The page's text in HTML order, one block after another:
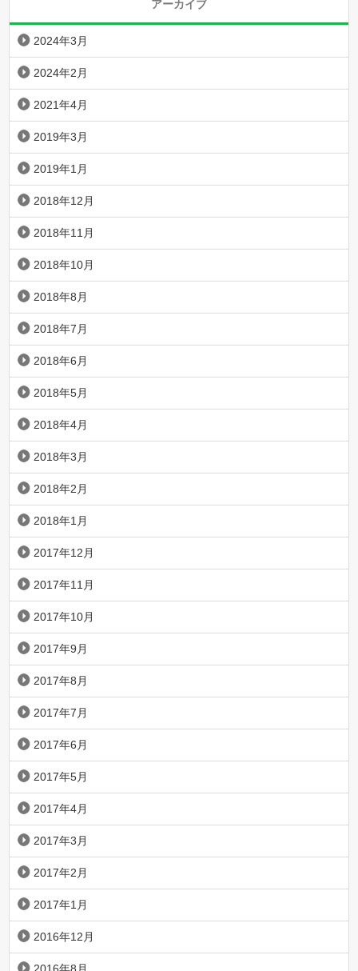
アーカイブ
2024年3月
2024年2月
2021年4月
2019年3月
2019年1月
2018年12月
2018年11月
2018年10月
2018年8月
2018年7月
2018年6月
2018年5月
2018年4月
2018年3月
2018年2月
2018年1月
2017年12月
2017年11月
2017年10月
2017年9月
2017年8月
2017年7月
2017年6月
2017年5月
2017年4月
2017年3月
2017年2月
2017年1月
2016年12月